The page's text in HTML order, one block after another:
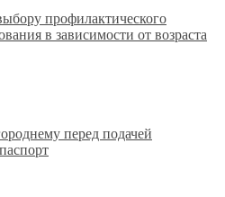
профилактического
в зависимости от возраста
перед подачей